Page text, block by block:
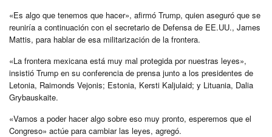
«Es algo que tenemos que hacer», afirmó Trump, quien aseguró que se
reuniría a continuación con el secretario de Defensa de EE.UU., James
Mattis, para hablar de esa militarización de la frontera.
«La frontera mexicana está muy mal protegida por nuestras leyes»,
insistió Trump en su conferencia de prensa junto a los presidentes de
Letonia, Raimonds Vejonis; Estonia, Kersti Kaljulaid; y Lituania, Dalia
Grybauskaite.
«Vamos a poder hacer algo sobre eso muy pronto, esperemos que el
Congreso» actúe para cambiar las leyes, agregó.